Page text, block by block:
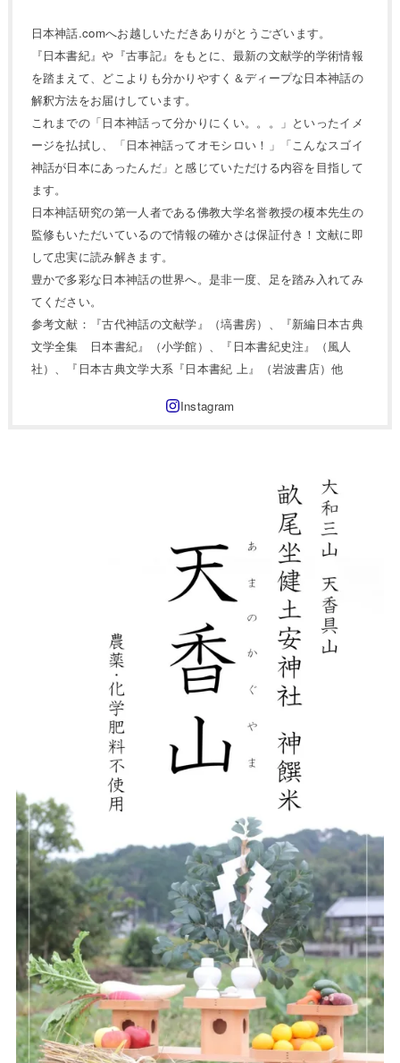
日本神話.comへお越しいただきありがとうございます。
『日本書紀』や『古事記』をもとに、最新の文献学的学術情報
を踏まえて、どこよりも分かりやすく＆ディープな日本神話の
解釈方法をお届けしています。
これまでの「日本神話って分かりにくい。。。」といったイメ
ージを払拭し、「日本神話ってオモシロい！」「こんなスゴイ
神話が日本にあったんだ」と感じていただける内容を目指して
ます。
日本神話研究の第一人者である佛教大学名誉教授の榎本先生の
監修もいただいているので情報の確かさは保証付き！文献に即
して忠実に読み解きます。
豊かで多彩な日本神話の世界へ。是非一度、足を踏み入れてみ
てください。
参考文献：『古代神話の文献学』（塙書房）、『新編日本古典
文学全集 日本書紀』（小学館）、『日本書紀史注』（風人
社）、『日本古典文学大系『日本書紀 上』（岩波書店）他